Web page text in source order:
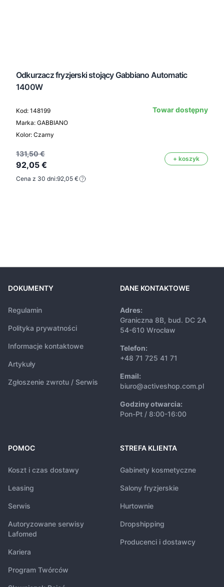
Odkurzacz fryzjerski stojący Gabbiano Automatic
1400W
Kod: 148199
Marka: GABBIANO
Kolor: Czarny
Towar dostępny
131,50 €
92,05 €
+ koszyk
Cena z 30 dni:92,05 €
DOKUMENTY
Regulamin
Polityka prywatności
Informacje kontaktowe
Artykuły
Zgłoszenie zwrotu / Serwis
DANE KONTAKTOWE
Adres:
Graniczna 8B, bud. DC 2A
54-610 Wrocław
Telefon:
+48 71 725 41 71
Email:
biuro@activeshop.com.pl
Godziny otwarcia:
Pon-Pt / 8:00-16:00
POMOC
Koszt i czas dostawy
Leasing
Serwis
Autoryzowane serwisy
Lafomed
Kariera
Program Twórców
STREFA KLIENTA
Gabinety kosmetyczne
Salony fryzjerskie
Hurtownie
Dropshipping
Producenci i dostawcy